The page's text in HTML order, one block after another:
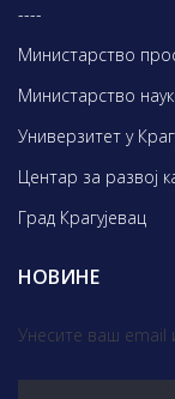
----
Министарство
Министарство
Универзитет у
Центар за развој
Град Крагујевац
НОВИНЕ
Унесите ваш email